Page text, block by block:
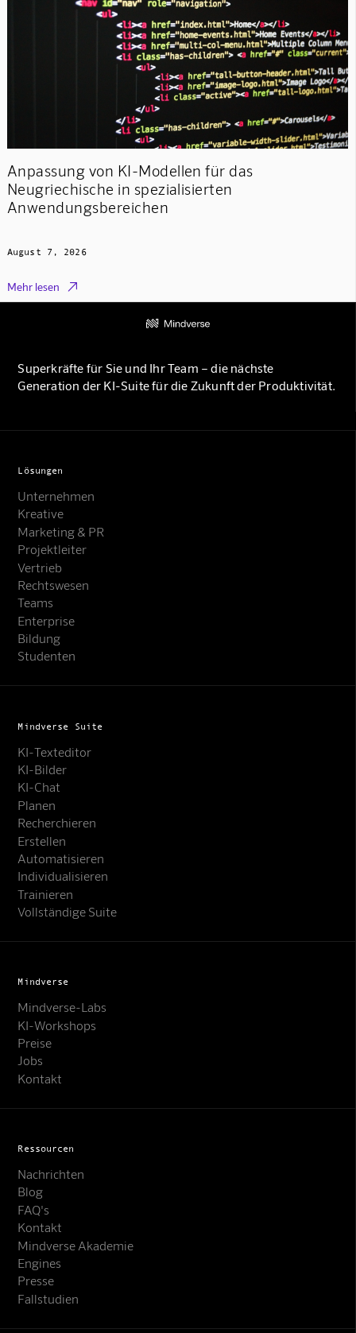
Online · KI-Assistent
Anpassung von KI-Modellen für das
Neugriechische in spezialisierten
Anwendungsbereichen
August 7, 2026
Mehr lesen 
Superkräfte für Sie und Ihr Team – die nächste
Generation der KI-Suite für die Zukunft der Produktivität.
Lösungen
Unternehmen
Kreative
Marketing & PR
Projektleiter
Vertrieb
Rechtswesen
Teams
Enterprise
Bildung
Studenten
Mindverse Suite
KI-Texteditor
KI-Bilder
KI-Chat
Planen
Recherchieren
Erstellen
Automatisieren
Individualisieren
Trainieren
Vollständige Suite
Mindverse
Mindverse-Labs
KI-Workshops
Preise
Jobs
Kontakt
Ressourcen
Nachrichten
Blog
FAQ's
Kontakt
Mindverse Akademie
Engines
Presse
Fallstudien